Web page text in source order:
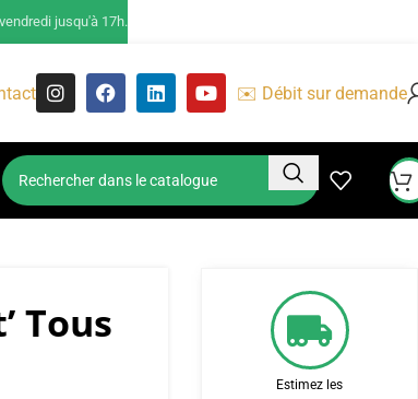
✉️ Débit sur demande
Tous
Estimez les
jusqu'à 17h.